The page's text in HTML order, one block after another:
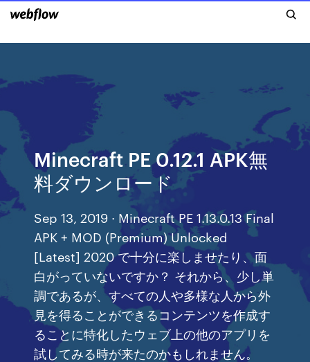
Minecraft PE 0.12.1 APK無
料ダウンロード
Sep 13, 2019 · Minecraft PE 1.13.0.13 Final
APK + MOD (Premium) Unlocked
[Latest] 2020 で十分に楽しませたり、面
白がっていないですか？ それから、少し単
調であるが、すべての人や多様な人から外
見を得ることができるコンテンツを作成す
ることに特化したウェブ上の他のアプリを
試してみる時が来たのかもしれません。